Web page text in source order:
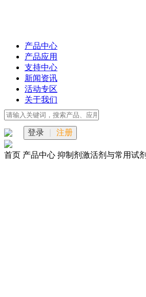
产品中心
产品应用
支持中心
新闻资讯
活动专区
关于我们
登录 注册
首页 产品中心 抑制剂激活剂与常用试剂